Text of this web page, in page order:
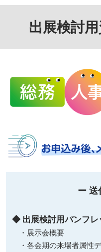
出展検討
ー 送
◆ 出展検討用パンフレ
・展示会概要
・各会期の来場者属性